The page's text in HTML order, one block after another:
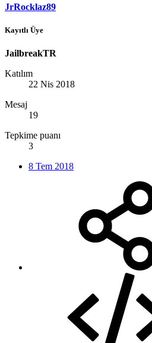
JrRocklaz89
Kayıtlı Üye
JailbreakTR
Katılım
22 Nis 2018
Mesaj
19
Tepkime puanı
3
8 Tem 2018